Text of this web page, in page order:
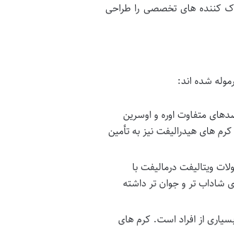
پاک کننده های تخصصی را طراحی
شده اند:
متفاوت اوره و اوسرین
کرم های هیدرالیفت نیز به تأمین
ویتالیفت درمالیفت با
تر و جوان تر داشته
از افراد است. کرم های